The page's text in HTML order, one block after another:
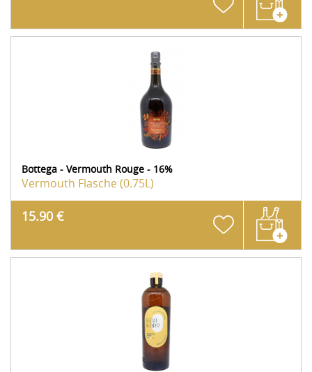
Bottega - Vermouth Rouge - 16%
Vermouth Flasche (0.75L)
15.90 €